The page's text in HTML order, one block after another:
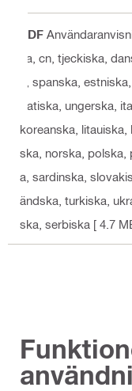
PDF
ka, cn, tjeckiska,
a, spanska,
oatiska, ungerska,
koreanska, litauiska,
ska, norska, polska,
a, sardinska,
ändska, turkiska,
ska, serbiska [ 4.7